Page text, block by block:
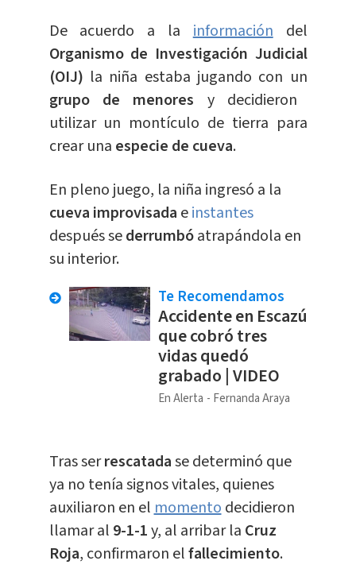
De acuerdo a lainformacióndel
Organismo de Investigación Judicial
(OIJ) la niña estaba jugando con un
grupo de menores y decidieron
utilizar un montículo de tierra para
crear una especie de cueva.
En pleno juego, la niña ingresó a la
cueva improvisada einstantes
después sederrumbóatrapándola en
su interior.
Te Recomendamos
Accidente en Escazú
que cobró tres
vidas quedó
grabado | VIDEO
En Alerta Fernanda Araya
Tras serrescatadase determinó que
ya no tenía signos vitales, quienes
auxiliaron en elmomentodecidieron
llamar al 9-1-1y, al arribar la Cruz
Roja, confirmaron elfallecimiento.